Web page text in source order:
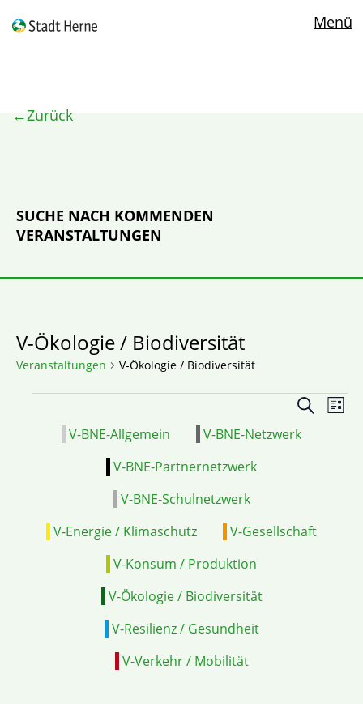
Zurück
Menü
SUCHE NACH KOMMENDEN
VERANSTALTUNGEN
V-Ökologie / Biodiversität
Veranstaltungen V-Ökologie / Biodiversität
und
SucheListe
V-BNE-Allgemein
V-BNE-Netzwerk
V-BNE-Partnernetzwerk
V-BNE-Schulnetzwerk
V-Energie / Klimaschutz
V-Gesellschaft
V-Konsum / Produktion
V-Ökologie / Biodiversität
V-Resilienz / Gesundheit
V-Verkehr / Mobilität